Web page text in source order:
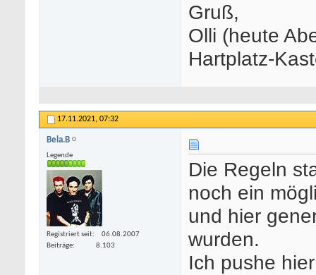
Gruß,
Olli (heute
Hartplatz-
17.11.2021, 07:32
Bela.B
Legende
Registriert seit
06.08.2007
Beiträge
8.103
Die Regeln
noch ein
und hier
wurden.
Ich pushe